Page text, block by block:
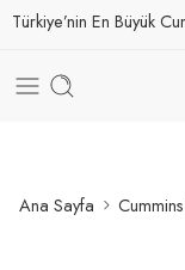
Türkiye’nin En Büyük
Ana Sayfa